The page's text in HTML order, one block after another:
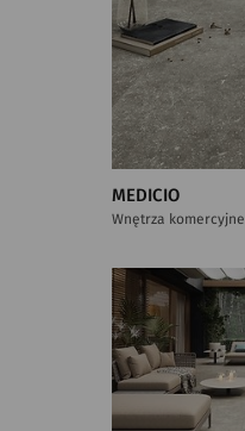
MEDICIO
Wnętrza komercyjne